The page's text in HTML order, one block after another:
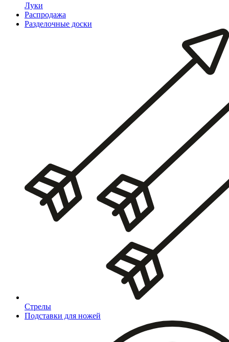
Луки
Распродажа
Разделочные доски
Стрелы
Подставки для ножей